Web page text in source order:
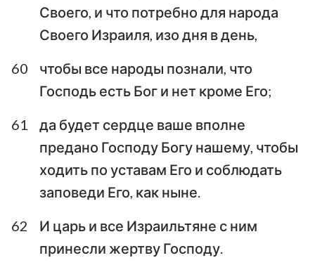
Своего, и что потребно для народа
Своего Израиля, изо дня в день,
60
чтобы все народы познали, что
Господь есть Бог и нет кроме Его;
61
да будет сердце ваше вполне
предано Господу Богу нашему, чтобы
ходить по уставам Его и соблюдать
заповеди Его, как ныне.
62
И царь и все Израильтяне с ним
принесли жертву Господу.